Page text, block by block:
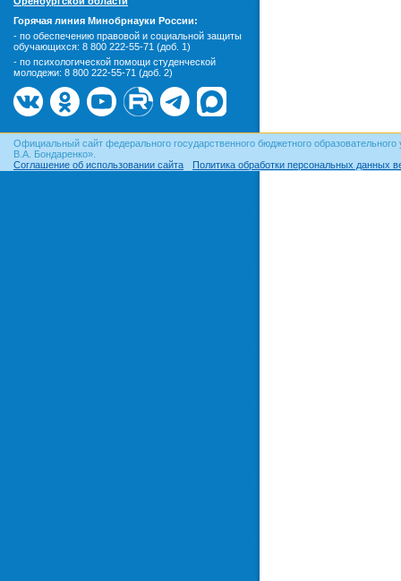
Горячая линия Минобрнауки России:
- по обеспечению правовой и социальной защиты
обучающихся: 8 800 222-55-71 (доб. 1)
- по психологической помощи студенческой
молодежи: 8 800 222-55-71 (доб. 2)
Официальный сайт федерального государственного бюджетного
В.А. Бондаренко».
Соглашение об использовании сайта
Политика обработки персональных данных